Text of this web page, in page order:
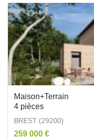
Maison+Terrain
4 pièces
BREST (29200)
259 000 €